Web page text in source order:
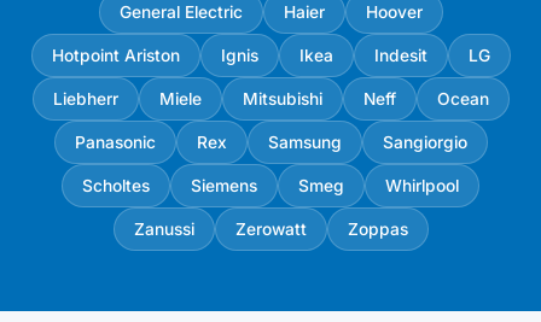
General Electric Haier Hoover
Hotpoint Ariston Ignis Ikea Indesit LG
Liebherr Miele Mitsubishi Neff Ocean
Panasonic Rex Samsung Sangiorgio
Scholtes Siemens Smeg Whirlpool
Zanussi Zerowatt Zoppas